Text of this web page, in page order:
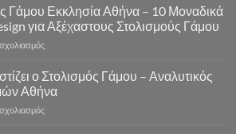
Γάμου
Αθήνα
–
Στολισμός
Εκκλησίας
|
Flowers
Γάμου Εκκλησία Αθήνα – 10 Μοναδικά
για Αξέχαστους Στολισμούς Γάμου
στο
Στολισμός
Εκκλησία
Αθήνα
ο Στολισμός Γάμου – Αναλυτικός
Αθήνα
στο